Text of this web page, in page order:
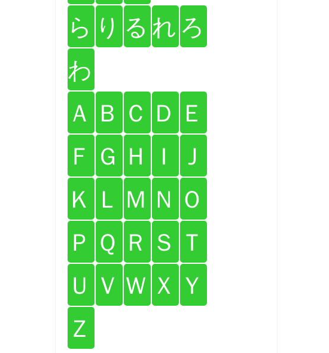
ら り る れ ろ
わ
Ａ Ｂ Ｃ Ｄ Ｅ
Ｆ Ｇ Ｈ Ｉ
Ｊ
Ｋ Ｌ Ｍ Ｎ Ｏ
Ｐ Ｑ Ｒ Ｓ Ｔ
Ｕ Ｖ Ｗ Ｘ Ｙ
Ｚ